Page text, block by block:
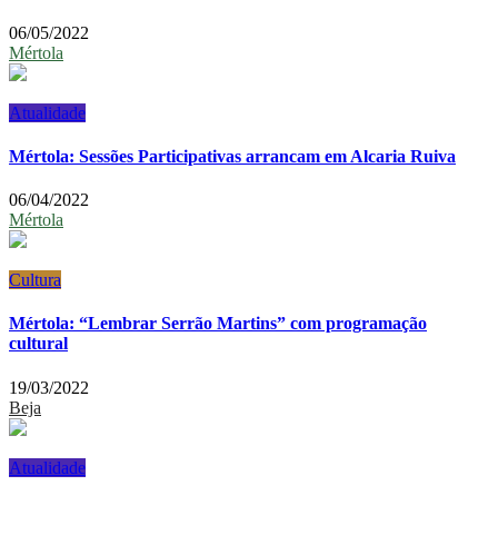
06/05/2022
Mértola
Atualidade
Mértola: Sessões Participativas arrancam em Alcaria Ruiva
06/04/2022
Mértola
Cultura
Mértola: “Lembrar Serrão Martins” com programação
cultural
19/03/2022
Beja
Atualidade